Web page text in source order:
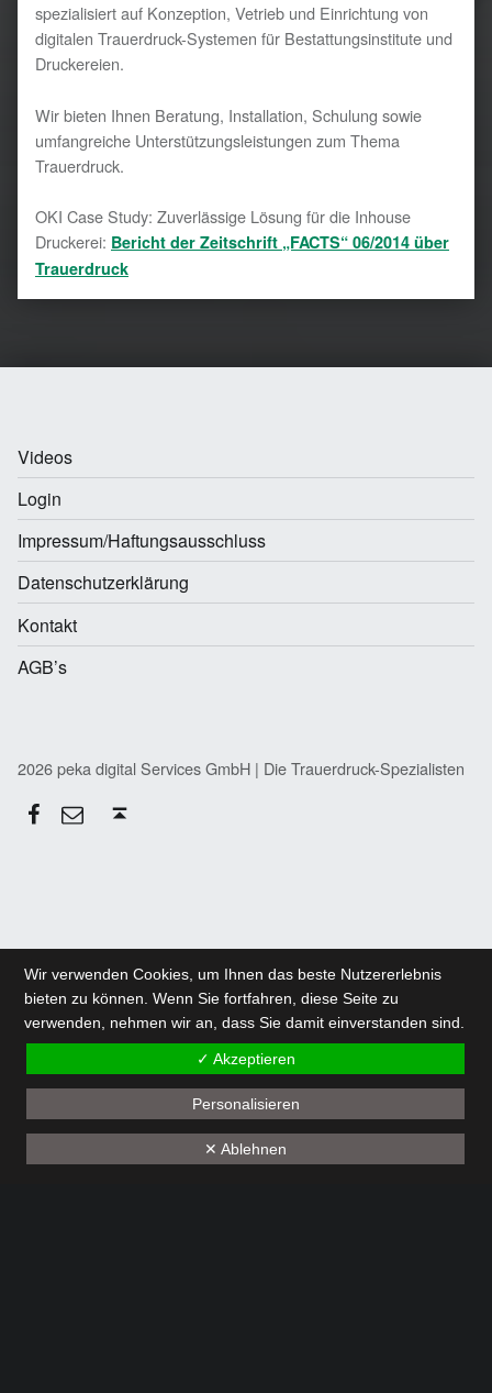
Menu
spezialisiert auf Konzeption, Vetrieb und Einrichtung von
digitalen Trauerdruck-Systemen für Bestattungsinstitute und
Druckereien.
Wir bieten Ihnen Beratung, Installation, Schulung sowie
umfangreiche Unterstützungsleistungen zum Thema
Trauerdruck.
OKI Case Study: Zuverlässige Lösung für die Inhouse
Druckerei: Bericht der Zeitschrift „FACTS“ 06/2014 über
Trauerdruck
Videos
Login
Impressum/Haftungsausschluss
Datenschutzerklärung
Kontakt
AGB’s
2026 peka digital Services GmbH | Die Trauerdruck-Spezialisten
Wir verwenden Cookies, um Ihnen das beste Nutzererlebnis
bieten zu können. Wenn Sie fortfahren, diese Seite zu
verwenden, nehmen wir an, dass Sie damit einverstanden sind.
✓ Akzeptieren
Personalisieren
✕ Ablehnen